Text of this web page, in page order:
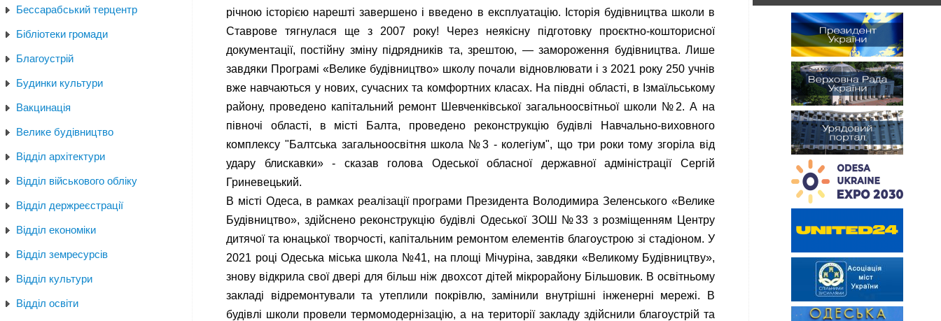
річною історією нарешті завершено і введено в експлуатацію. Історія будівництва школи в
Ставрове тягнулася ще з 2007 року! Через неякісну підготовку проєктно-кошторисної
документації, постійну зміну підрядників та, зрештою, — замороження будівництва. Лише
завдяки Програмі «Велике будівництво» школу почали відновлювати і з 2021 року 250 учнів
вже навчаються у нових, сучасних та комфортних класах. На півдні області, в Ізмаїльському
району, проведено капітальний ремонт Шевченківської загальноосвітньої школи №2. А на
півночі області, в місті Балта, проведено реконструкцію будівлі Навчально-виховного
комплексу "Балтська загальноосвітня школа №3 - колегіум", що три роки тому згоріла від
удару блискавки» - сказав голова Одеської обласної державної адміністрації Сергій
Гриневецький.
В місті Одеса, в рамках реалізації програми Президента Володимира Зеленського «Велике
Будівництво», здійснено реконструкцію будівлі Одеської ЗОШ №33 з розміщенням Центру
дитячої та юнацької творчості, капітальним ремонтом елементів благоустрою зі стадіоном. У
2021 році Одеська міська школа №41, на площі Мічуріна, завдяки «Великому Будівництву»,
знову відкрила свої двері для більш ніж двохсот дітей мікрорайону Більшовик. В освітньому
закладі відремонтували та утеплили покрівлю, замінили внутрішні інженерні мережі. В
будівлі школи провели термомодернізацію, а на території закладу здійснили благоустрій та
Бессарабський терцентр
Бібліотеки громади
Благоустрій
Будинки культури
Вакцинація
Велике будівництво
Відділ архітектури
Відділ військового обліку
Відділ держреєстрації
Відділ економіки
Відділ земресурсів
Відділ культури
Відділ освіти